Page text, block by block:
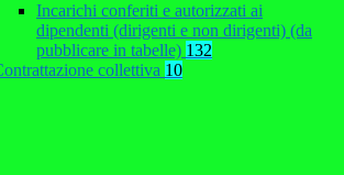
Incarichi conferiti e autorizzati ai
dipendenti (dirigenti e non dirigenti) (da
pubblicare in tabelle) 132
collettiva 10